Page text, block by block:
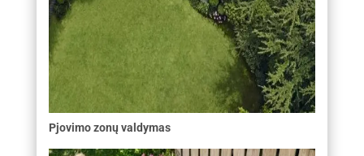
Pjovimo zonų valdymas